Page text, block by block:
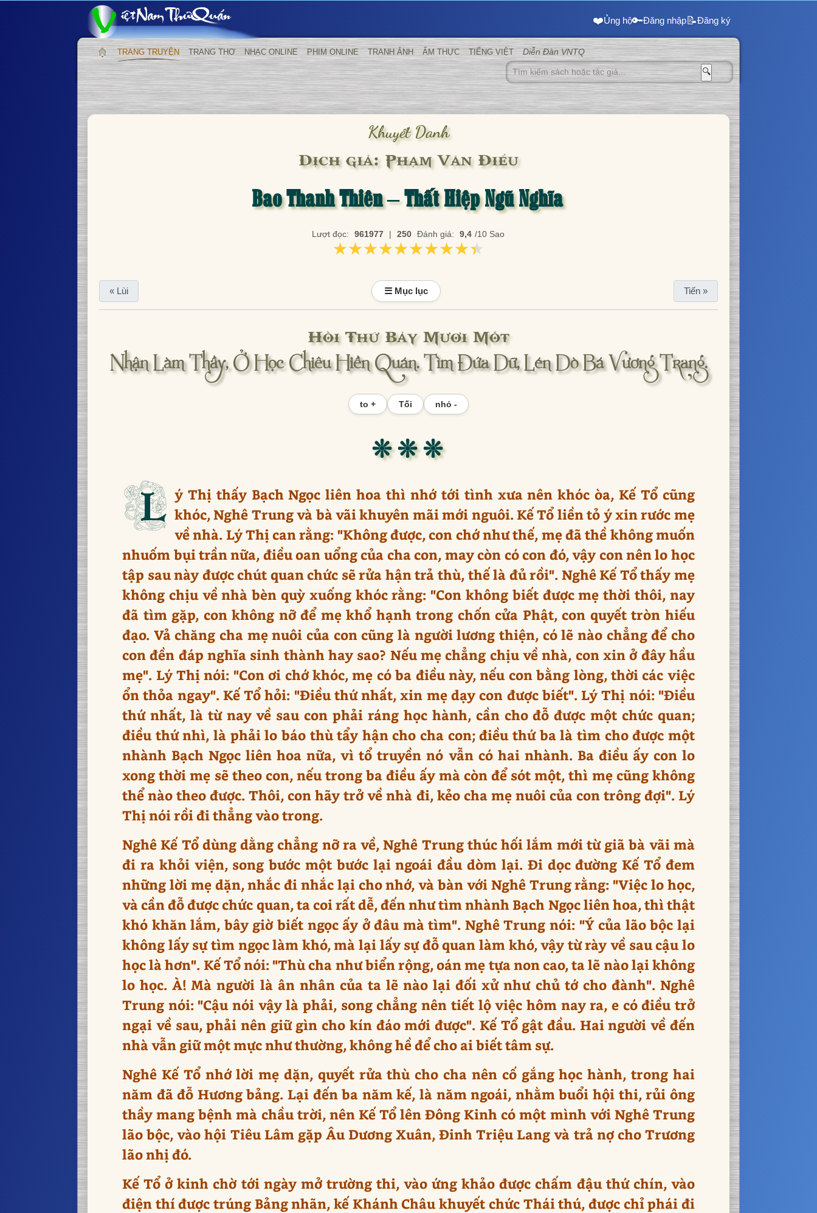
❤️Ủng hộ🔑Đăng nhập📝Đăng ký
TRANG TRUYỆN TRANG THƠ NHẠC ONLINE PHIM ONLINE TRANH ẢNH ẨM THỰC TIẾNG VIỆT Diễn Đàn VNTQ
🔍
Khuyết Danh
Dịch giả: Phạm Văn Điểu
Bao Thanh Thiên – Thất Hiệp Ngũ Nghĩa
Lượt đọc: 961977 | 250 Đánh giá: 9,4 /10 Sao
★★★★★★★★★★
★★★★★★★★★★
« Lùi ☰ Mục lục Tiến »
Hồi Thứ Bảy Mươi Mốt
Nhận Làm Thầy, Ở Học Chiêu Hiền Quán. Tìm Đứa Dữ, Lén Dò Bá Vương Trang.
to + Tối nhỏ -
❊ ❊ ❊
L ý Thị thấy Bạch Ngọc liên hoa thì nhớ tới tình xưa nên khóc òa, Kế Tổ cũng
khóc, Nghê Trung và bà vãi khuyên mãi mới nguôi. Kế Tổ liền tỏ ý xin rước mẹ
về nhà. Lý Thị can rằng: "Không được, con chớ như thế, mẹ đã thề không muốn
nhuốm bụi trần nữa, điều oan uổng của cha con, may còn có con đó, vậy con nên lo học
tập sau này được chút quan chức sẽ rửa hận trả thù, thế là đủ rồi". Nghê Kế Tổ thấy mẹ
không chịu về nhà bèn quỳ xuống khóc rằng: "Con không biết được mẹ thời thôi, nay
đã tìm gặp, con không nỡ để mẹ khổ hạnh trong chốn cửa Phật, con quyết tròn hiếu
đạo. Vả chăng cha mẹ nuôi của con cũng là người lương thiện, có lẽ nào chẳng để cho
con đền đáp nghĩa sinh thành hay sao? Nếu mẹ chẳng chịu về nhà, con xin ở đây hầu
mẹ". Lý Thị nói: "Con ơi chớ khóc, mẹ có ba điều này, nếu con bằng lòng, thời các việc
ổn thỏa ngay". Kế Tổ hỏi: "Điều thứ nhất, xin mẹ dạy con được biết". Lý Thị nói: "Điều
thứ nhất, là từ nay về sau con phải ráng học hành, cần cho đỗ được một chức quan;
điều thứ nhì, là phải lo báo thù tẩy hận cho cha con; điều thứ ba là tìm cho được một
nhành Bạch Ngọc liên hoa nữa, vì tổ truyền nó vẫn có hai nhành. Ba điều ấy con lo
xong thời mẹ sẽ theo con, nếu trong ba điều ấy mà còn để sót một, thì mẹ cũng không
thể nào theo được. Thôi, con hãy trở về nhà đi, kẻo cha mẹ nuôi của con trông đợi". Lý
Thị nói rồi đi thẳng vào trong.
Nghê Kế Tổ dùng dằng chẳng nỡ ra về, Nghê Trung thúc hối lắm mới từ giã bà vãi mà
đi ra khỏi viện, song bước một bước lại ngoái đầu dòm lại. Đi dọc đường Kế Tổ đem
những lời mẹ dặn, nhắc đi nhắc lại cho nhớ, và bàn với Nghê Trung rằng: "Việc lo học,
và cần đỗ được chức quan, ta coi rất dễ, đến như tìm nhành Bạch Ngọc liên hoa, thì thật
khó khăn lắm, bây giờ biết ngọc ấy ở đâu mà tìm". Nghê Trung nói: "Ý của lão bộc lại
không lấy sự tìm ngọc làm khó, mà lại lấy sự đỗ quan làm khó, vậy từ rày về sau cậu lo
học là hơn". Kế Tổ nói: "Thù cha như biển rộng, oán mẹ tựa non cao, ta lẽ nào lại không
lo học. À! Mà người là ân nhân của ta lẽ nào lại đối xử như chủ tớ cho đành". Nghê
Trung nói: "Cậu nói vậy là phải, song chẳng nên tiết lộ việc hôm nay ra, e có điều trở
ngại về sau, phải nên giữ gìn cho kín đáo mới được". Kế Tổ gật đầu. Hai người về đến
nhà vẫn giữ một mực như thường, không hề để cho ai biết tâm sự.
Nghê Kế Tổ nhớ lời mẹ dặn, quyết rửa thù cho cha nên cố gắng học hành, trong hai
năm đã đỗ Hương bảng. Lại đến ba năm kế, là năm ngoái, nhằm buổi hội thi, rủi ông
thầy mang bệnh mà chầu trời, nên Kế Tổ lên Đông Kinh có một mình với Nghê Trung
lão bộc, vào hội Tiêu Lâm gặp Âu Dương Xuân, Đinh Triệu Lang và trả nợ cho Trương
lão nhị đó.
Kế Tổ ở kinh chờ tới ngày mở trường thi, vào ứng khảo được chấm đậu thứ chín, vào
điện thí được trúng Bảng nhãn, kế Khánh Châu khuyết chức Thái thú, được chỉ phái đi